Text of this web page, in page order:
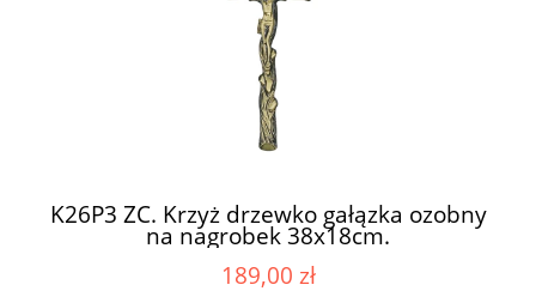
K26P3 ZC. Krzyż drzewko gałązka ozobny
na nagrobek 38x18cm.
189,00 zł